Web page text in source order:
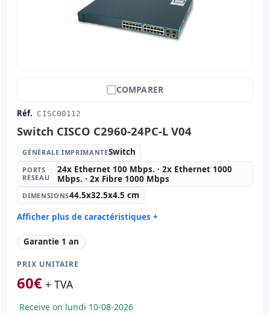
COMPARER
Réf. CISC00112
Switch CISCO C2960-24PC-L V04
GÉNÉRALE IMPRIMANTESwitch
PORTS
RÉSEAU
24x Ethernet 100 Mbps. · 2x Ethernet 1000
Mbps. · 2x Fibre 1000 Mbps
DIMENSIONS44.5x32.5x4.5 cm
Afficher plus de caractéristiques +
Générale imprimante:
Ports réseau: 24x Ethernet 100 Mbps. · 2x Ethernet
1000 Mbps. · 2x Fibre 1000 Mbps.
Dimensions:
Poids:
4.50 Kg.
Garantie 1 an
PRIX UNITAIRE
60€ + TVA
Receive on lundi 10-08-2026